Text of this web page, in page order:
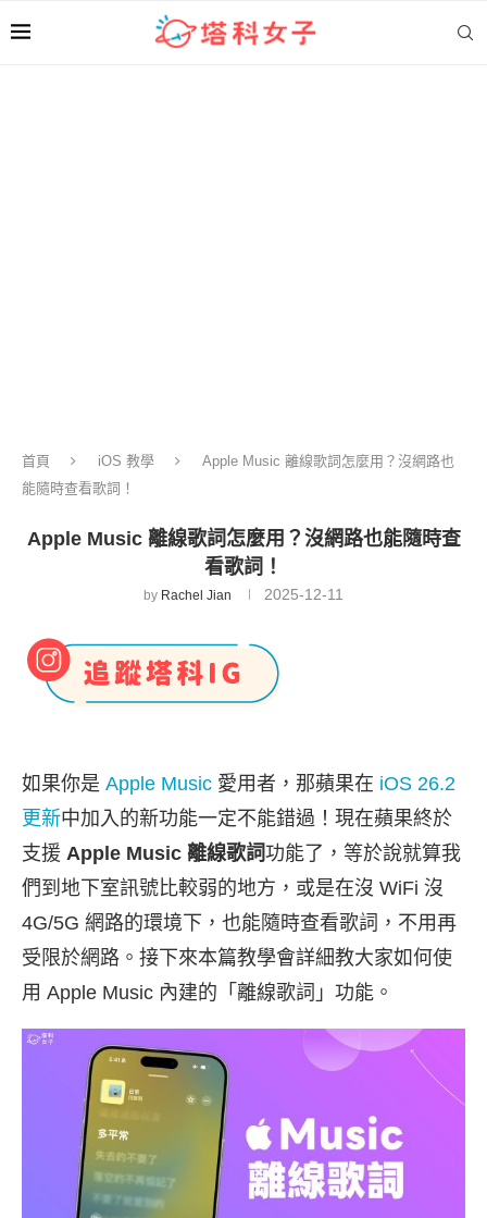
首頁 iOS 教學
Apple Music 離線歌詞怎麼用？沒網路也
能隨時查看歌詞！
Apple Music 離線歌詞怎麼用？沒網路也能隨時查
看歌詞！
by Rachel Jian 2025-12-11
如果你是 Apple Music 愛用者，那蘋果在 iOS 26.2
更新中加入的新功能一定不能錯過！現在蘋果終於
支援 Apple Music 離線歌詞功能了，等於說就算我
們到地下室訊號比較弱的地方，或是在沒 WiFi 沒
4G/5G 網路的環境下，也能隨時查看歌詞，不用再
受限於網路。接下來本篇教學會詳細教大家如何使
用 Apple Music 內建的「離線歌詞」功能。